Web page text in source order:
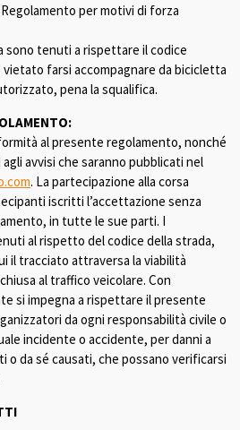
per motivi di forza
sono tenuti a rispettare il codice
farsi accompagnare da bicicletta
pena la squalifica.
al presente regolamento, nonché
avvisi che saranno pubblicati nel
. La partecipazione alla corsa
iscritti l’accettazione senza
in tutte le sue parti. I
al rispetto del codice della strada,
il tracciato attraversa la viabilità
al traffico veicolare. Con
si impegna a rispettare il presente
da ogni responsabilità civile o
incidente o accidente, per danni a
o da sé causati, che possano verificarsi